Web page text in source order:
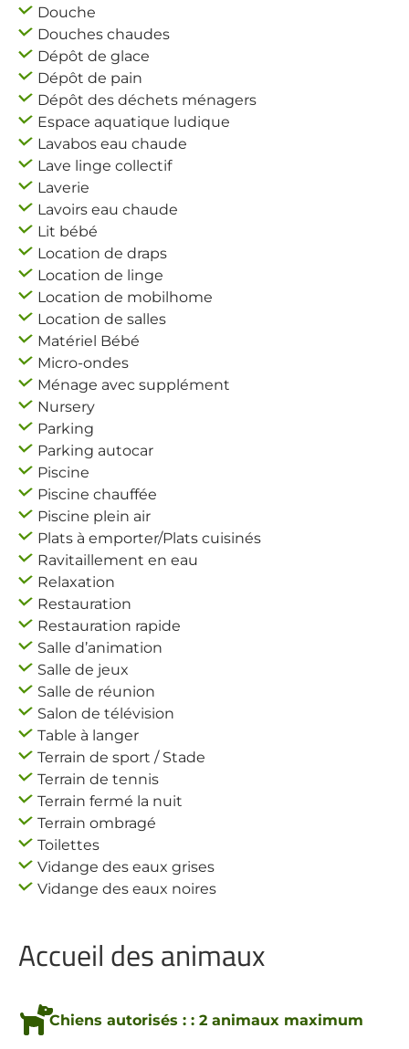
Douche
Douches chaudes
Dépôt de glace
Dépôt de pain
Dépôt des déchets ménagers
Espace aquatique ludique
Lavabos eau chaude
Lave linge collectif
Laverie
Lavoirs eau chaude
Lit bébé
Location de draps
Location de linge
Location de mobilhome
Location de salles
Matériel Bébé
Micro-ondes
Ménage avec supplément
Nursery
Parking
Parking autocar
Piscine
Piscine chauffée
Piscine plein air
Plats à emporter/Plats cuisinés
Ravitaillement en eau
Relaxation
Restauration
Restauration rapide
Salle d’animation
Salle de jeux
Salle de réunion
Salon de télévision
Table à langer
Terrain de sport / Stade
Terrain de tennis
Terrain fermé la nuit
Terrain ombragé
Toilettes
Vidange des eaux grises
Vidange des eaux noires
Accueil des animaux
Chiens autorisés : : 2 animaux maximum